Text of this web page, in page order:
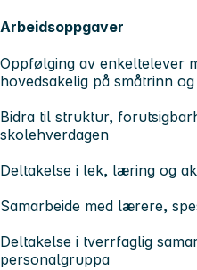
Arbeidsoppgaver
Oppfølging av enkeltelever
hovedsakelig på småtrinn og
Bidra til struktur,
skolehverdagen
Deltakelse i lek, læring og
Samarbeide med lærere,
Deltakelse i tverrfaglig
personalgruppa